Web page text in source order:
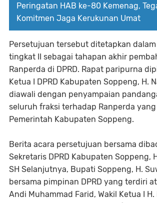
Peringatan HAB ke-80 Kemenag,
Komitmen Jaga Kerukunan Umat
Persetujuan tersebut ditetapkan
tingkat II sebagai tahapan akhir
Ranperda di DPRD. Rapat paripurna
Ketua I DPRD Kabupaten Soppeng, H.
diawali dengan penyampaian
seluruh fraksi terhadap Ranperda
Pemerintah Kabupaten Soppeng.
Berita acara persetujuan bersama
Sekretaris DPRD Kabupaten Soppeng,
SH Selanjutnya, Bupati Soppeng, H.
bersama pimpinan DPRD yang terdiri
Andi Muhammad Farid, Wakil Ketua I